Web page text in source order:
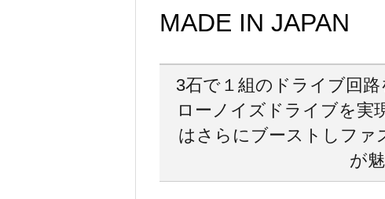
MADE IN JAPAN
3石で１組のドライブ回
ローノイズドライブを実
はさらにブーストしファ
が